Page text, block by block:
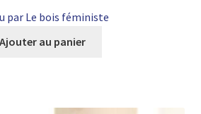
par Le bois féministe
Ajouter au panier